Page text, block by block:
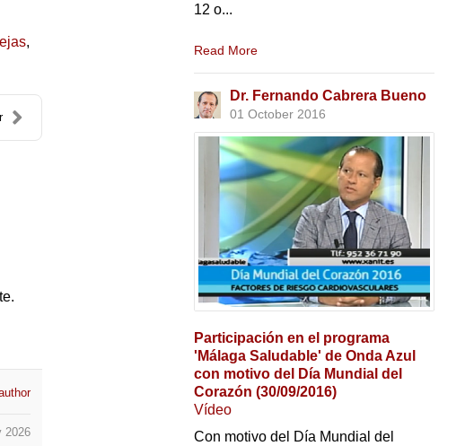
2026
12 o...
Read More
Dr. Fernando Cabrera Bueno
01 October 2016
Participación en el programa
'Málaga Saludable' de Onda Azul
con motivo del Día Mundial del
Corazón (30/09/2016)
Vídeo
Con motivo del Día Mundial del